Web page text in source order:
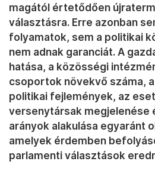
magától értetődően
választásra. Erre azonban
folyamatok, sem a politikai
nem adnak garanciát. A
hatása, a közösségi
csoportok növekvő száma,
politikai fejlemények, az
versenytársak megjelenése
arányok alakulása egyaránt
amelyek érdemben
parlamenti választások